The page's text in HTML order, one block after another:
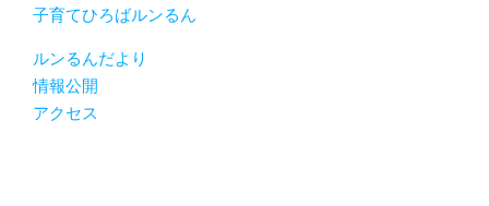
子育てひろばルンるん
ルンるんだより
情報公開
アクセス